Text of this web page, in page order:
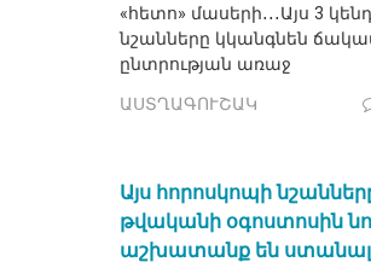
«հետո» մասերի․․․Այս 3
նշանները կկանգնեն
ընտրության առաջ
ԱՍՏՂԱԳՈՒՇԱԿ
Այս հորոսկոպի
թվականի օգոստոսին
աշխատանք են